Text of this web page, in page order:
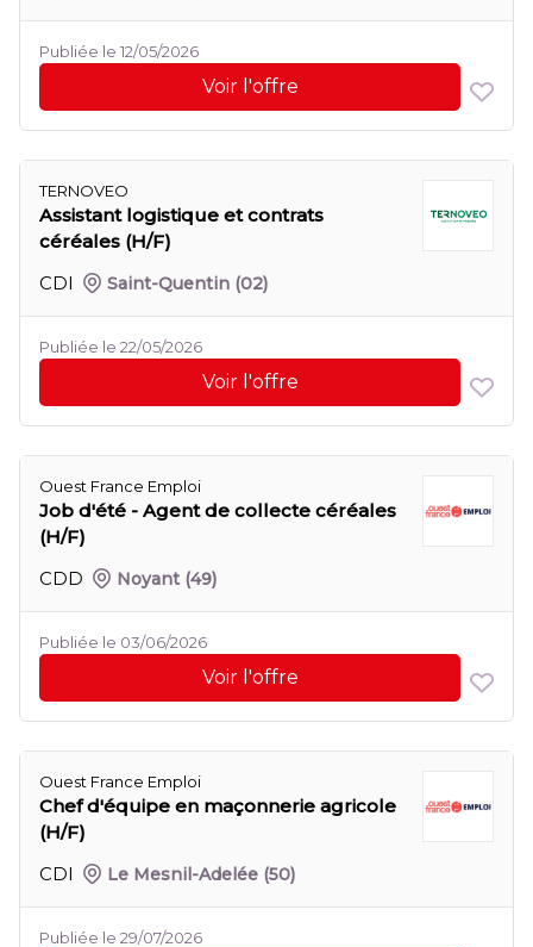
Publiée le 12/05/2026
Voir l'offre
TERNOVEO
Assistant logistique et contrats
céréales (H/F)
CDI
Saint-Quentin (02)
Publiée le 22/05/2026
Voir l'offre
Ouest France Emploi
Job d'été - Agent de collecte céréales
(H/F)
CDD
Noyant (49)
Publiée le 03/06/2026
Voir l'offre
Ouest France Emploi
Chef d'équipe en maçonnerie agricole
(H/F)
CDI
Le Mesnil-Adelée (50)
Publiée le 29/07/2026